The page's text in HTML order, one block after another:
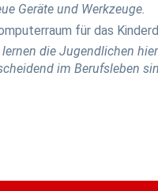
Geräte und Werkzeuge.
die Jugendlichen
im Berufsleben